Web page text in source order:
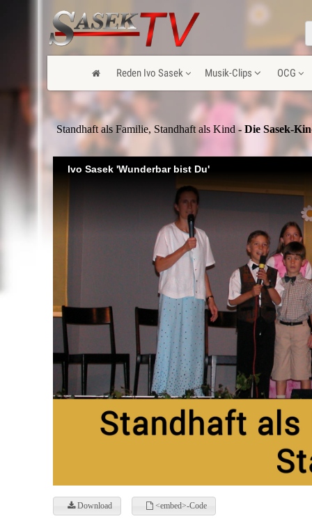
Reden Ivo Sasek Musik-Clips OCG
Standhaft als Familie, Standhaft als Kind- Die Sasek-
Ivo Sasek 'Wunderbar bist Du'
Download <embed>-Code